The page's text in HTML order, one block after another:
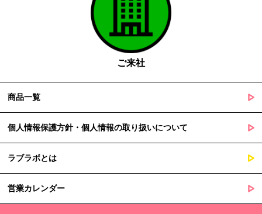
国の機関若しくは地方公共団体又はその委託を受けた者が法令
の定める事務を遂行することに対して協力する必要がある場合
であって、本人の同意を得ることによって当該事務の遂行に支
障を及ぼすおそれがあるとき
当社は個人情報の取扱業務の全部または一部を外部に業務委託する
その際、弊社は、個人情報を適切に保護できる管理体制を敷き実行
していることを条件として委託先を厳選したうえで、機密保持契約
を委託先と締結し、お客様の個人情報を厳密に管理させます。
６. 個人情報（保有個人データを含む）の利用目的通知、開示・訂
正等、利用停止等の請求
ご来社
商品一覧
個人情報保護方針・個人情報の取り扱いについて
ラブラボとは
営業カレンダー